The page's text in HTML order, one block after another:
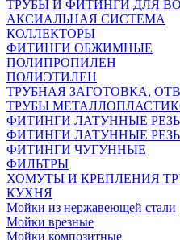
ТРУБЫ И ФИТИНГИ ДЛЯ
АКСИАЛЬНАЯ СИСТЕМА
КОЛЛЕКТОРЫ
ФИТИНГИ ОБЖИМНЫЕ
ПОЛИПРОПИЛЕН
ПОЛИЭТИЛЕН
ТРУБНАЯ ЗАГОТОВКА,
ТРУБЫ
ФИТИНГИ ЛАТУННЫЕ
ФИТИНГИ ЛАТУННЫЕ
ФИТИНГИ ЧУГУННЫЕ
ФИЛЬТРЫ
ХОМУТЫ И КРЕПЛЕНИЯ
КУХНЯ
Мойки из нержавеющей стали
Мойки врезные
Мойки композитные